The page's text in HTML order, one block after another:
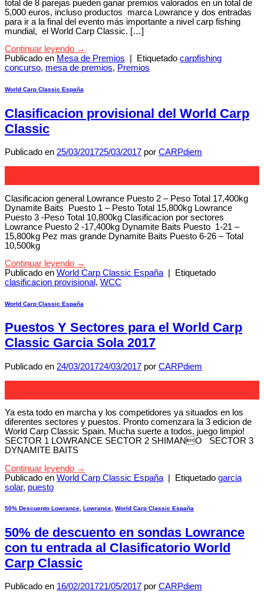
total de 8 parejas pueden ganar premios valorados en un total de
5,000 euros, incluso productos marca Lowrance y dos entradas
para ir a la final del evento más importante a nivel carp fishing
mundial, el World Carp Classic. […]
Continuar leyendo →
Publicado en Mesa de Premios Etiquetado carpfishing
concurso, mesa de premios, Premios
World Carp Classic España
Clasificacion provisional del World Carp
Classic
Publicado en 25/03/201725/03/2017 por CARPdiem
Clasificacion general Lowrance Puesto 2 – Peso Total 17,400kg
Dynamite Baits Puesto 1 – Pesto Total 15,800kg Lowrance
Puesto 3 -Peso Total 10,800kg Clasificacion por sectores
Lowrance Puesto 2 -17,400kg Dynamite Baits Puesto 1-21 –
15,800kg Pez mas grande Dynamite Baits Puesto 6-26 – Total
10,500kg
Continuar leyendo →
Publicado en World Carp Classic España
Etiquetado
clasificacion provisional , WCC
World Carp Classic España
Puestos Y Sectores para el World Carp
Classic Garcia Sola 2017
Publicado en 24/03/201724/03/2017 por CARPdiem
Ya esta todo en marcha y los competidores ya situados en los
diferentes sectores y puestos. Pronto comenzara la 3 edicion de
World Carp Classic Spain. Mucha suerte a todos, juego limpio!
SECTOR 1 LOWRANCE SECTOR 2 SHIMANO SECTOR 3
DYNAMITE BAITS
Continuar leyendo →
Publicado en World Carp Classic España Etiquetado garcia
solar, puesto
50% Descuento Lowrance, Lowrance, World Carp Classic España
50% de descuento en sondas Lowrance
con tu entrada al Clasificatorio World
Carp Classic
Publicado en 16/02/201721/05/2017 por CARPdiem